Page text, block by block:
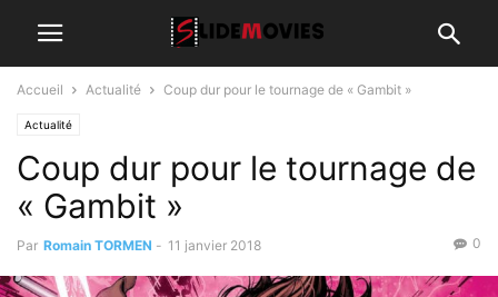
Accueil Actualité Coup dur pour le tournage de « Gambit »
Actualité
Coup dur pour le tournage de
« Gambit »
Par Romain TORMEN - 11 janvier 2018 0